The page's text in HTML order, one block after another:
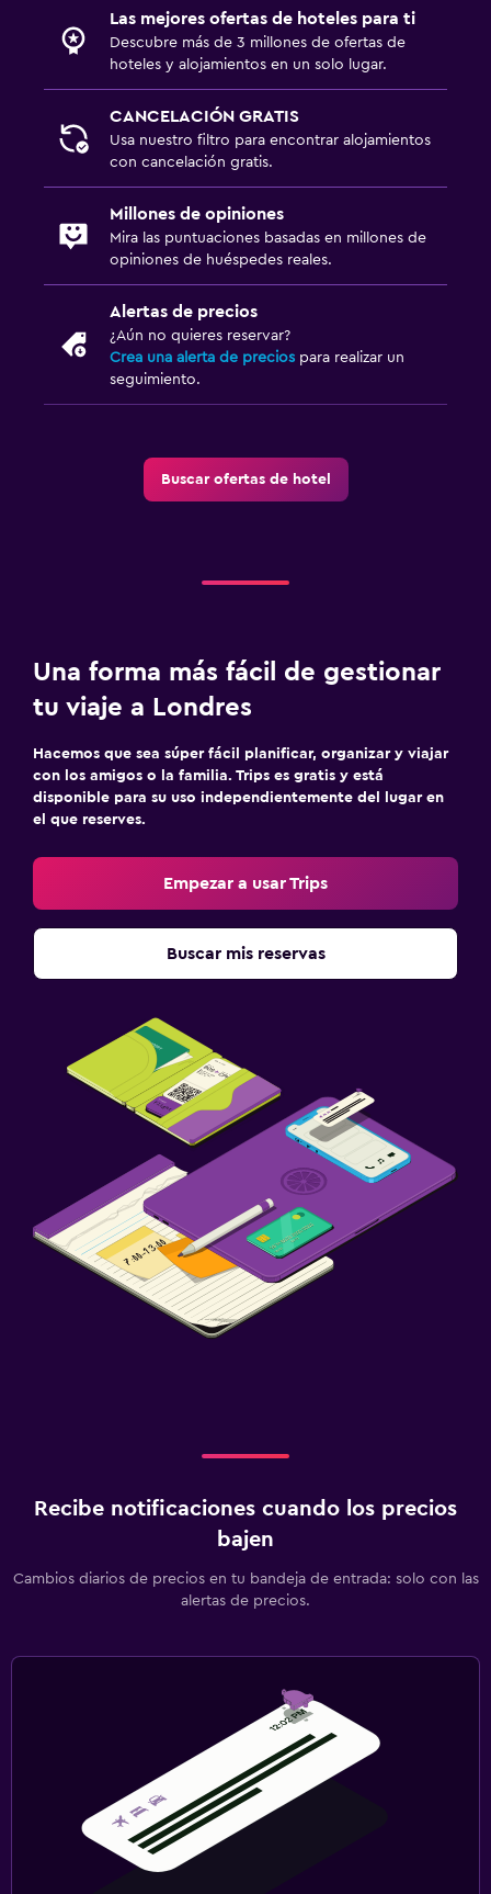
Las mejores ofertas de hoteles para ti
Descubre más de 3 millones de ofertas de
hoteles y alojamientos en un solo lugar.
CANCELACIÓN GRATIS
Usa nuestro filtro para encontrar alojamientos
con cancelación gratis.
Millones de opiniones
Mira las puntuaciones basadas en millones de
opiniones de huéspedes reales.
Alertas de precios
¿Aún no quieres reservar?
Crea una alerta de precios para realizar un
seguimiento.
Buscar ofertas de hotel
Una forma más fácil de gestionar
tu viaje a Londres
Hacemos que sea súper fácil planificar, organizar y viajar
con los amigos o la familia. Trips es gratis y está
disponible para su uso independientemente del lugar en
el que reserves.
Empezar a usar Trips
Buscar mis reservas
Recibe notificaciones cuando los precios
bajen
Cambios diarios de precios en tu bandeja de entrada: solo con las
alertas de precios.